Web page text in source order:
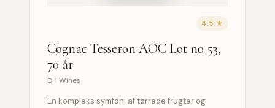
4.5 ★
Cognac Tesseron AOC Lot no 53,
70 år
DH Wines
En kompleks symfoni af tørrede frugter og